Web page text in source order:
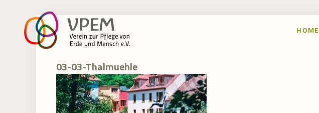
springen
HOME
03-03-Thalmuehle